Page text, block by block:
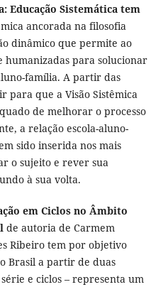
Educação Sistemática tem
ancorada na filosofia
dinâmico que permite ao
para solucionar
família. A partir das
para que a Visão Sistêmica
de melhorar o processo
a relação escola-aluno-
sido inserida nos mais
o sujeito e rever sua
à sua volta.
em Ciclos no Âmbito
de autoria de Carmem
Ribeiro tem por objetivo
Brasil a partir de duas
e ciclos – representa um